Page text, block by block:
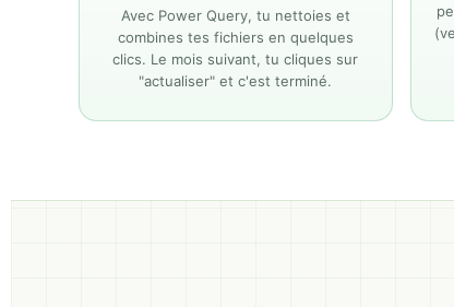
Avec Power Query, tu nettoies et
combines tes fichiers en quelques
clics. Le mois suivant, tu cliques sur
"actualiser" et c'est terminé.